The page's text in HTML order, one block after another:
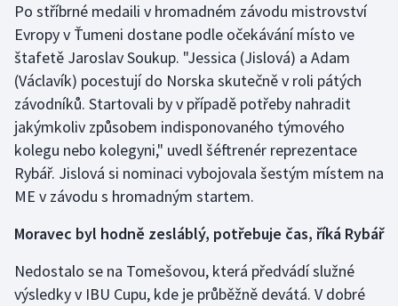
Lyže a snowboard
Moderní pětiboj
Motorsport
Olympijské hry
Parasport
Plavání
Po stříbrné medaili v hromadném závodu mistrovství
Evropy v Ťumeni dostane podle očekávání místo ve
štafetě Jaroslav Soukup. "Jessica (Jislová) a Adam
(Václavík) pocestují do Norska skutečně v roli pátých
závodníků. Startovali by v případě potřeby nahradit
jakýmkoliv způsobem indisponovaného týmového
kolegu nebo kolegyni," uvedl šéftrenér reprezentace
Rybář. Jislová si nominaci vybojovala šestým místem na
ME v závodu s hromadným startem.
Moravec byl hodně zesláblý, potřebuje čas, říká Rybář
Nedostalo se na Tomešovou, která předvádí služné
výsledky v IBU Cupu, kde je průběžně devátá. V dobré